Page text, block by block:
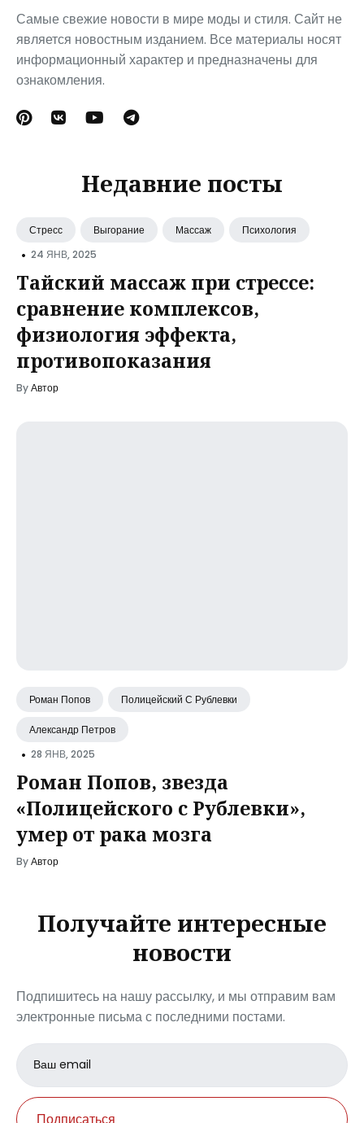
Самые свежие новости в мире моды и стиля. Сайт не
является новостным изданием. Все материалы носят
информационный характер и предназначены для
ознакомления.
Недавние посты
Стресс Выгорание Массаж Психология
• 24 ЯНВ, 2025
Тайский массаж при стрессе:
сравнение комплексов,
физиология эффекта,
противопоказания
ByАвтор
Роман Попов Полицейский С Рублевки
Александр Петров
• 28 ЯНВ, 2025
Роман Попов, звезда
«Полицейского с Рублевки»,
умер от рака мозга
ByАвтор
Получайте интересные
новости
Подпишитесь на нашу рассылку, и мы отправим вам
электронные письма с последними постами.
Email
address